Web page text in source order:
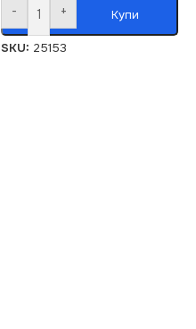
- + Купи
SKU: 25153